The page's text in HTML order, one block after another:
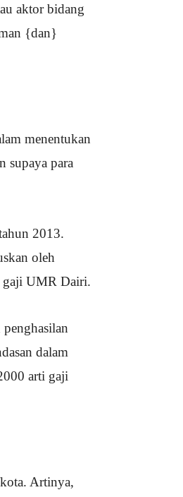
aktor bidang
{dan}
menentukan
supaya para
2013.
oleh
gaji UMR Dairi.
dalam
arti gaji
Artinya,